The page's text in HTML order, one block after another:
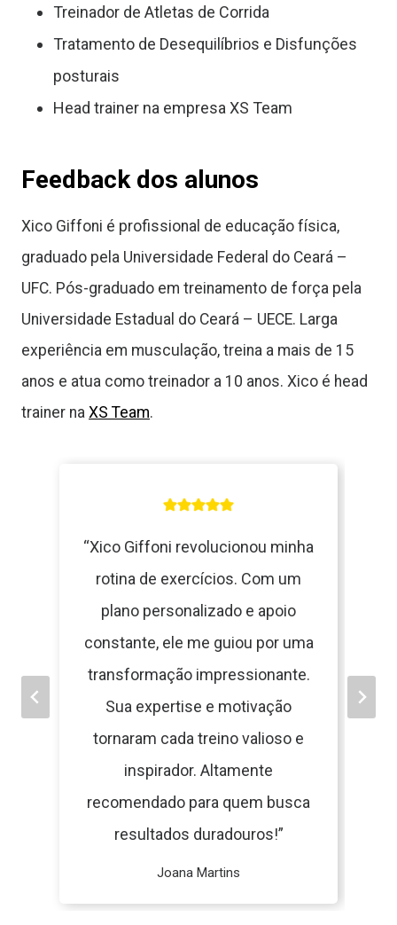
Treinador de Atletas de Corrida
Tratamento de Desequilíbrios e Disfunções
posturais
Head trainer na empresa XS Team
Feedback dos alunos​
Xico Giffoni é profissional de educação física,
graduado pela Universidade Federal do Ceará –
UFC. Pós-graduado em treinamento de força pela
Universidade Estadual do Ceará – UECE. Larga
experiência em musculação, treina a mais de 15
anos e atua como treinador a 10 anos. Xico é head
trainer na XS Team.
“Xico Giffoni revolucionou minha
rotina de exercícios. Com um
plano personalizado e apoio
constante, ele me guiou por uma
transformação impressionante.
Sua expertise e motivação
tornaram cada treino valioso e
inspirador. Altamente
recomendado para quem busca
resultados duradouros!”
Joana Martins